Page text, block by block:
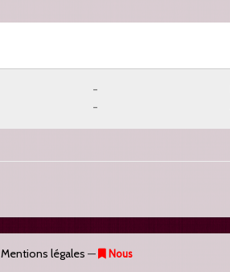
-
-
Mentions légales —
Nous